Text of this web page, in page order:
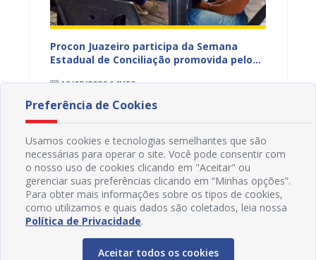
Procon Juazeiro participa da Semana
Estadual de Conciliação promovida pelo
Juazeiro
19/05/2026 14H50 07/
Preferência de Cookies
Usamos cookies e tecnologias semelhantes que são
necessárias para operar o site. Você pode consentir com
o nosso uso de cookies clicando em "Aceitar" ou
gerenciar suas preferências clicando em “Minhas opções”.
Para obter mais informações sobre os tipos de cookies,
como utilizamos e quais dados são coletados, leia nossa
Política de Privacidade.
Aceitar todos os cookies